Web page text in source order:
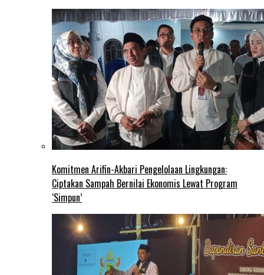
Komitmen Arifin-Akbari Pengelolaan Lingkungan:
Ciptakan Sampah Bernilai Ekonomis Lewat Program
‘Simpun’